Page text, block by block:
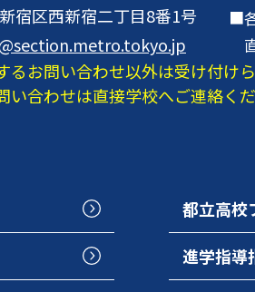
宿区西新宿二丁目8番1号
るお問い合わせ以外は受け付け
い合わせは直接学校へご連絡く
都立高校
進学指導